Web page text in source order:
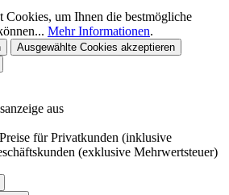
Cookies, um Ihnen die bestmögliche
Mehr Informationen.
Ausgewählte Cookies akzeptieren
aus
für Privatkunden (inklusive
(exklusive Mehrwertsteuer)